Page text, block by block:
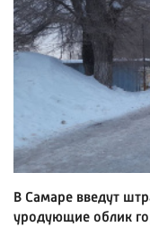
В Самаре введут
уродующие облик